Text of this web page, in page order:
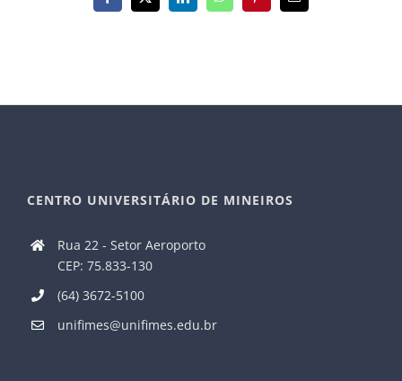
mail
CENTRO UNIVERSITÁRIO DE MINEIROS
Rua 22 - Setor Aeroporto
CEP: 75.833-130
(64) 3672-5100
unifimes@unifimes.edu.br